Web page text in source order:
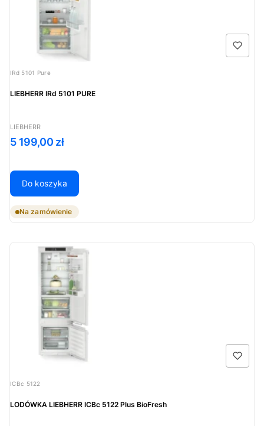
Kod produktu
IRd 5101 Pure
LIEBHERR IRd 5101 PURE
PRODUCENT
LIEBHERR
Cena
5 199,00 zł
Do koszyka
Na zamówienie
Kod produktu
ICBc 5122
LODÓWKA LIEBHERR ICBc 5122 Plus BioFresh